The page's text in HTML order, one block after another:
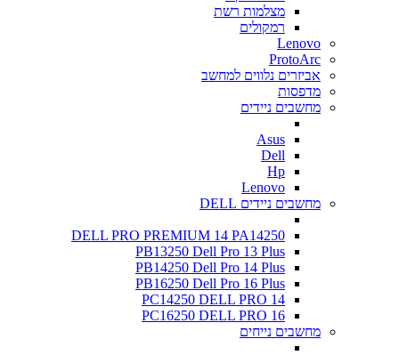
מצלמות רשת
רמקולים
Lenovo
ProtoArc
אביזרים נלווים למחשב
מדפסות
מחשבים ניידים
Asus
Dell
Hp
Lenovo
מחשבים ניידים DELL
DELL PRO PREMIUM 14 PA14250
PB13250 Dell Pro 13 Plus
PB14250 Dell Pro 14 Plus
PB16250 Dell Pro 16 Plus
PC14250 DELL PRO 14
PC16250 DELL PRO 16
מחשבים נייחים